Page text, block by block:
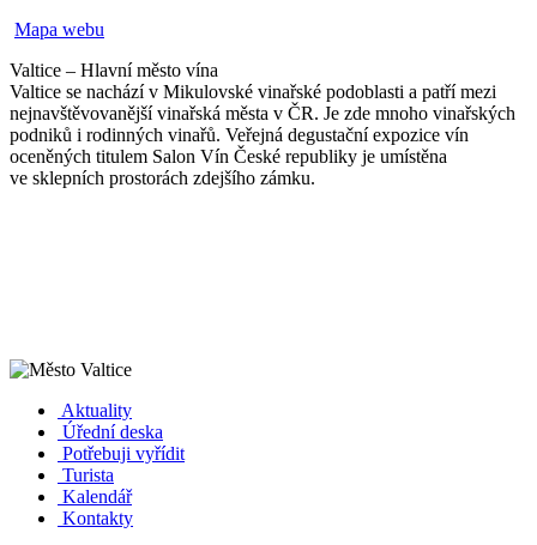
Mapa webu
Valtice – Hlavní město vína
Valtice se nachází v Mikulovské vinařské podoblasti a patří mezi
nejnavštěvovanější vinařská města v ČR. Je zde mnoho vinařských
podniků i rodinných vinařů. Veřejná degustační expozice vín
oceněných titulem Salon Vín České republiky je umístěna
ve sklepních prostorách zdejšího zámku.
Aktuality
Úřední deska
Potřebuji vyřídit
Turista
Kalendář
Kontakty